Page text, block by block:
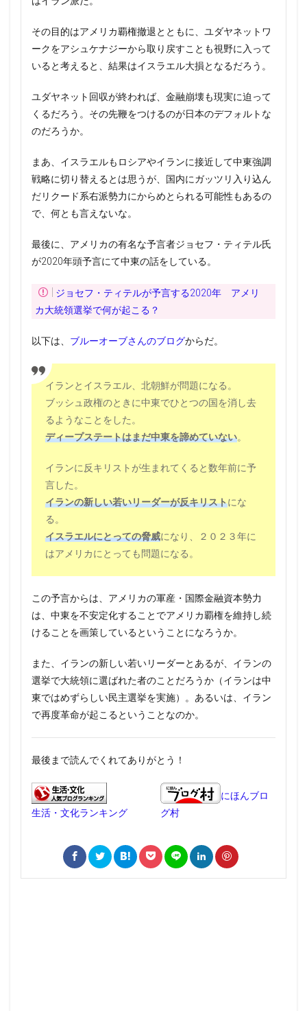
その目的はアメリカ覇権撤退とともに、ユダヤネットワ
ークをアシュケナジーから取り戻すことも視野に入って
いると考えると、結果はイスラエル大損となるだろう。
ユダヤネット回収が終われば、金融崩壊も現実に迫って
くるだろう。その先鞭をつけるのが日本のデフォルトな
のだろうか。
まあ、イスラエルもロシアやイランに接近して中東強調
戦略に切り替えるとは思うが、国内にガッツリ入り込ん
だリクード系右派勢力にからめとられる可能性もあるの
で、何とも言えないな。
最後に、アメリカの有名な予言者ジョセフ・ティテル氏
が2020年頭予言にて中東の話をしている。
ジョセフ・ティテルが予言する2020年 アメリ
カ大統領選挙で何が起こる？
以下は、 ブルーオーブさんのブログからだ。
イランとイスラエル、北朝鮮が問題になる。
ブッシュ政権のときに中東でひとつの国を消し去
るようなことをした。
ディープステートはまだ中東を諦めていない。
イランに反キリストが生まれてくると数年前に予
言した。
イランの新しい若いリーダーが反キリストにな
る。
イスラエルにとっての脅威になり、２０２３年に
はアメリカにとっても問題になる。
この予言からは、アメリカの軍産・国際金融資本勢力
は、中東を不安定化することでアメリカ覇権を維持し続
けることを画策しているということになろうか。
また、イランの新しい若いリーダーとあるが、イランの
選挙で大統領に選ばれた者のことだろうか（イランは中
東ではめずらしい民主選挙を実施）。あるいは、イラン
で再度革命が起こるということなのか。
最後まで読んでくれてありがとう！
生活・文化ランキング
にほんブロ
グ村